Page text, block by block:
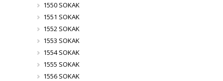
1550 SOKAK
1551 SOKAK
1552 SOKAK
1553 SOKAK
1554 SOKAK
1555 SOKAK
1556 SOKAK